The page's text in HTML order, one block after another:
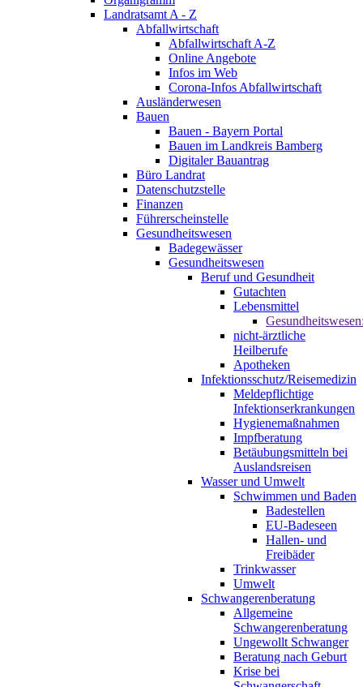
Landratsamt A - Z
Abfallwirtschaft
Abfallwirtschaft A-Z
Online Angebote
Infos im Web
Corona-Infos Abfallwirtschaft
Ausländerwesen
Bauen
Bauen - Bayern Portal
Bauen im Landkreis Bamberg
Digitaler Bauantrag
Büro Landrat
Datenschutzstelle
Finanzen
Führerscheinstelle
Gesundheitswesen
Badegewässer
Gesundheitswesen
Beruf und Gesundheit
Gutachten
Lebensmittel
nicht-ärztliche
Heilberufe
Apotheken
Infektionsschutz/Reisemedizin
Meldepflichtige
Infektionserkrankungen
Hygienemaßnahmen
Impfberatung
Betäubungsmitteln bei
Auslandsreisen
Wasser und Umwelt
Schwimmen und Baden
Badestellen
EU-Badeseen
Hallen- und
Freibäder
Trinkwasser
Umwelt
Schwangerenberatung
Allgemeine
Schwangerenberatung
Ungewollt Schwanger
Beratung nach Geburt
Krise bei